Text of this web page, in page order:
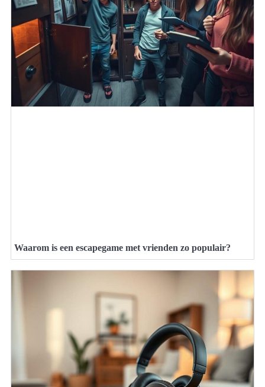
Waarom is een escapegame met vrienden zo populair?